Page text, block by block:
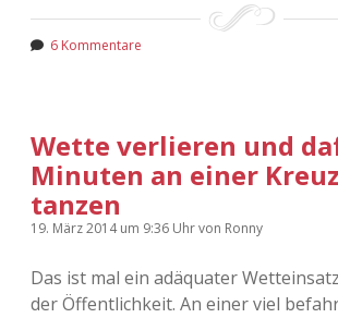
6 Kommentare
Wette verlieren und
Minuten an einer
tanzen
19. März 2014um 9:36 Uhrvon Ronny
Das ist mal ein adäquater
der Öffentlichkeit. An einer viel